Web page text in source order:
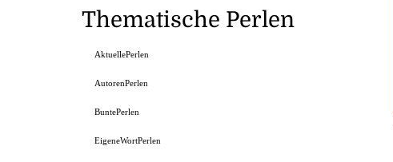
Thematische Perlen
AktuellePerlen
AutorenPerlen
BuntePerlen
EigeneWortPerlen